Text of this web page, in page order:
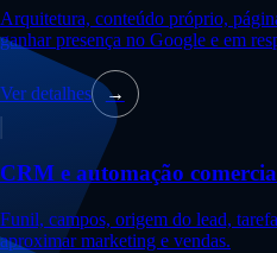
Arquitetura, conteúdo próprio,
ganhar presença no Google e em
Ver detalhes →
CRM e automação
Funil, campos, origem do lead,
aproximar marketing e vendas.